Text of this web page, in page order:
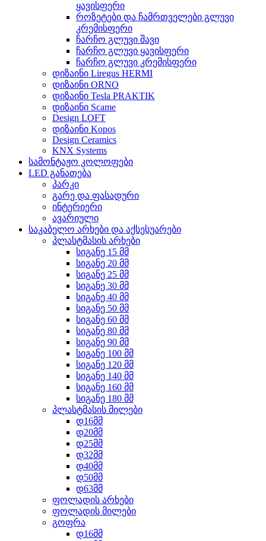
ყავისფერი
როზეტები და ჩამრთველები გლუვი
კრემისფერი
ჩარჩო გლუვი შავი
ჩარჩო გლუვი ყავისფერი
ჩარჩო გლუვი კრემისფერი
დიზაინი Liregus HERMI
დიზაინი ORNO
დიზაინი Tesla PRAKTIK
დიზაინი Scame
Design LOFT
დიზაინი Kopos
Design Ceramics
KNX Systems
სამონტაჟო კოლოფები
LED განათება
პარკი
გარე და ფასადური
ინტერიერი
ავარიული
საკაბელო არხები და აქსესუარები
პლასტმასის არხები
სიგანე 15 მმ
სიგანე 20 მმ
სიგანე 25 მმ
სიგანე 30 მმ
სიგანე 40 მმ
სიგანე 50 მმ
სიგანე 60 მმ
სიგანე 80 მმ
სიგანე 90 მმ
სიგანე 100 მმ
სიგანე 120 მმ
სიგანე 140 მმ
სიგანე 160 მმ
სიგანე 180 მმ
პლასტმასის მილები
დ16მმ
დ20მმ
დ25მმ
დ32მმ
დ40მმ
დ50მმ
დ63მმ
ფოლადის არხები
ფოლადის მილები
გოფრა
დ16მმ